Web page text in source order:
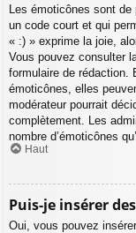
Les émoticônes sont
un code court et qui
« :) » exprime la joie,
Vous pouvez consulter
formulaire de rédaction.
émoticônes, elles
modérateur pourrait
complètement. Les
nombre d’émoticônes
Haut
Puis-je insérer
Oui, vous pouvez